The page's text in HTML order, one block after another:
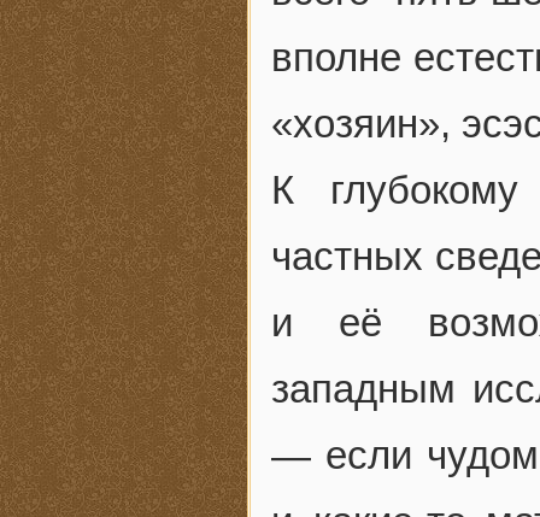
вполне
«хозяин»,
К
частных
и её
западным
— если чудом